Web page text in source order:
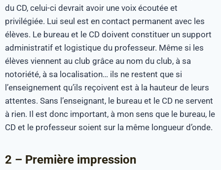
du CD, celui-ci devrait avoir une voix écoutée et
privilégiée. Lui seul est en contact permanent avec les
élèves. Le bureau et le CD doivent constituer un support
administratif et logistique du professeur. Même si les
élèves viennent au club grâce au nom du club, à sa
notoriété, à sa localisation… ils ne restent que si
l’enseignement qu’ils reçoivent est à la hauteur de leurs
attentes. Sans l’enseignant, le bureau et le CD ne servent
à rien. Il est donc important, à mon sens que le bureau, le
CD et le professeur soient sur la même longueur d’onde.
2 – Première impression